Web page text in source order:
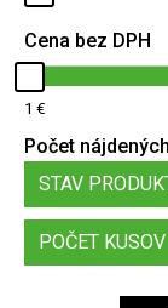
Cena bez DPH
1
Počet
STAV
POČET KUSOV